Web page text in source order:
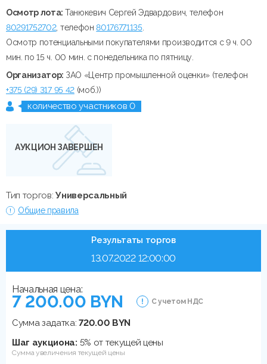
Осмотр лота: Танюкевич Сергей Эдвардович, телефон
80291752702, телефон80176771135.
Осмотр потенциальными покупателями производится с 9 ч. 00
мин. по 15 ч. 00 мин. с понедельника по пятницу.
Организатор: ЗАО «Центр промышленной оценки» (телефон
+375 (29) 317 95 42(моб.))
количество участников 0
АУКЦИОН ЗАВЕРШЕН
Тип торгов:Универсальный
Общие правила
Результаты торгов
13.07.2022 12:00:00
Начальная цена:
7 200.00 BYN С учетом НДС
Сумма задатка:720.00 BYN
Шаг аукциона: 5% от текущей цены
Сумма увеличения текущей цены